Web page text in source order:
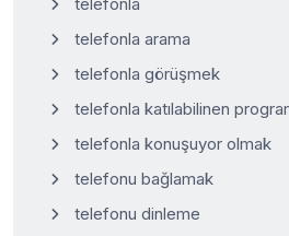
telefonla arama
telefonla görüşmek
telefonla katılabilinen
telefonla konuşuyor olmak
telefonu bağlamak
telefonu dinleme